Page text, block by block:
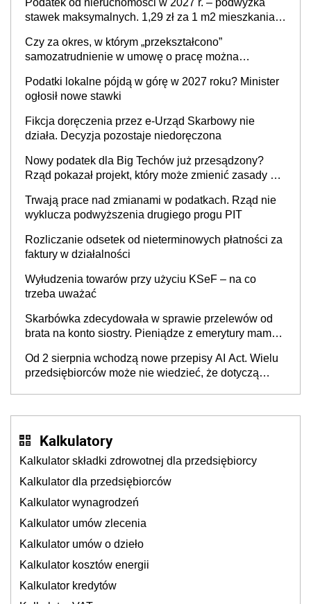
Podatek od nieruchomości w 2027 r. – podwyżka
stawek maksymalnych. 1,29 zł za 1 m2 mieszkania,
prowadzeniem działalności gospodarczej
Czy za okres, w którym „przekształcono”
samozatrudnienie w umowę o pracę można
cywilnoprawnej jedynym racjonalnym wyjściem
Podatki lokalne pójdą w górę w 2027 roku? Minister
ogłosił nowe stawki
Fikcja doręczenia przez e-Urząd Skarbowy nie
działa. Decyzja pozostaje niedoręczona
Nowy podatek dla Big Techów już przesądzony?
Rząd pokazał projekt, który może zmienić zasady gry
Trwają prace nad zmianami w podatkach. Rząd nie
wyklucza podwyższenia drugiego progu PIT
Rozliczanie odsetek od nieterminowych płatności za
faktury w działalności
Wyłudzenia towarów przy użyciu KSeF – na co
trzeba uważać
Skarbówka zdecydowała w sprawie przelewów od
brata na konto siostry. Pieniądze z emerytury mamy
będzie
Od 2 sierpnia wchodzą nowe przepisy AI Act. Wielu
przedsiębiorców może nie wiedzieć, że dotyczą
Kalkulatory
Kalkulator składki zdrowotnej dla przedsiębiorcy
Kalkulator dla przedsiębiorców
Kalkulator wynagrodzeń
Kalkulator umów zlecenia
Kalkulator umów o dzieło
Kalkulator kosztów energii
Kalkulator kredytów